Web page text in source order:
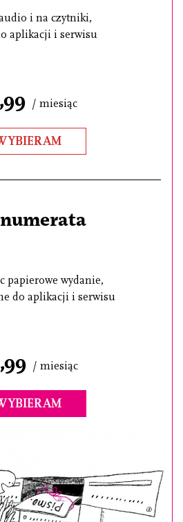
i na czytniki,
aplikacji i serwisu
/ miesiąc
papierowe wydanie,
do aplikacji i serwisu
/ miesiąc